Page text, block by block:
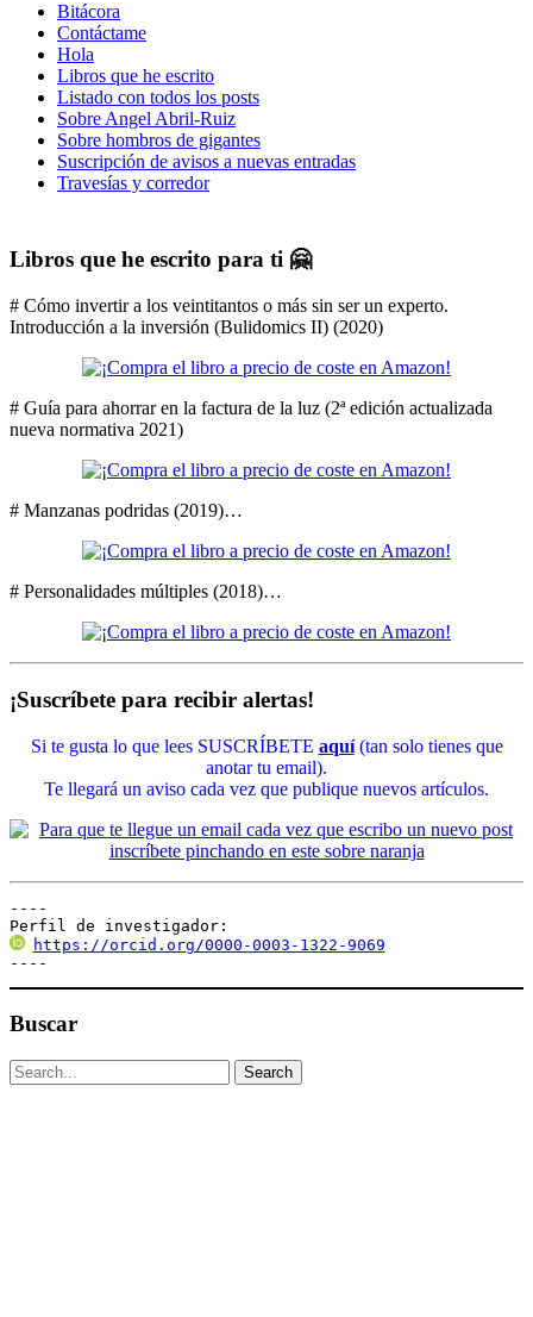
Bitácora
Contáctame
Hola
Libros que he escrito
Listado con todos los posts
Sobre Angel Abril-Ruiz
Sobre hombros de gigantes
Suscripción de avisos a nuevas entradas
Travesías y corredor
Libros que he escrito para ti 🤗
# Cómo invertir a los veintitantos o más sin ser un experto.
Introducción a la inversión (Bulidomics II) (2020)
# Guía para ahorrar en la factura de la luz (2ª edición actualizada
nueva normativa 2021)
# Manzanas podridas (2019)…
# Personalidades múltiples (2018)…
¡Suscríbete para recibir alertas!
Si te gusta lo que lees SUSCRÍBETE aquí(tan solo tienes que
anotar tu email).
Te llegará un aviso cada vez que publique nuevos artículos.
----
Perfil de investigador:
https://orcid.org/0000-0003-1322-9069
----
Buscar